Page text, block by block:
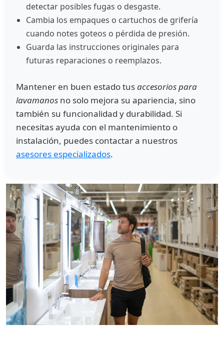
detectar posibles fugas o desgaste.
Cambia los empaques o cartuchos de grifería
cuando notes goteos o pérdida de presión.
Guarda las instrucciones originales para
futuras reparaciones o reemplazos.
Mantener en buen estado tusaccesorios para
lavamanos no solo mejora su apariencia, sino
también su funcionalidad y durabilidad. Si
necesitas ayuda con el mantenimiento o
instalación, puedes contactar a nuestros
asesores especializados.